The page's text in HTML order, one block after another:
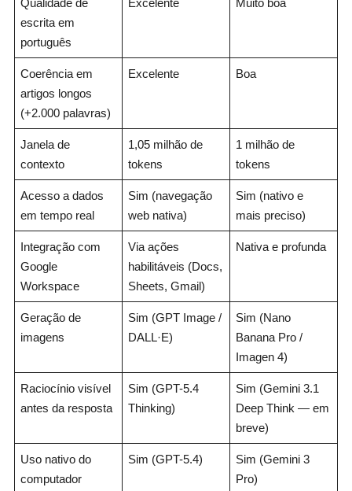
Qualidade de
escrita em
português
Excelente Muito boa
Coerência em
artigos longos
(+2.000 palavras)
Excelente Boa
Janela de
contexto
1,05 milhão de
tokens
1 milhão de
tokens
Acesso a dados
em tempo real
Sim (navegação
web nativa)
Sim (nativo e
mais preciso)
Integração com
Google
Workspace
Via ações
habilitáveis (Docs,
Sheets, Gmail)
Nativa e profunda
Geração de
imagens
Sim (GPT Image /
DALL·E)
Sim (Nano
Banana Pro /
Imagen 4)
Raciocínio visível
antes da resposta
Sim (GPT-5.4
Thinking)
Sim (Gemini 3.1
Deep Think — em
breve)
Uso nativo do
computador
Sim (GPT-5.4)
Sim (Gemini 3
Pro)